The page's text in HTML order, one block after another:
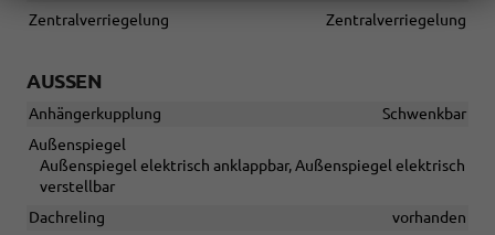
Zentralverriegelung
Zentralverriegelung
AUSSEN
Anhängerkupplung
Schwenkbar
Außenspiegel
Außenspiegel elektrisch anklappbar, Außenspiegel elektrisch
verstellbar
Dachreling
vorhanden